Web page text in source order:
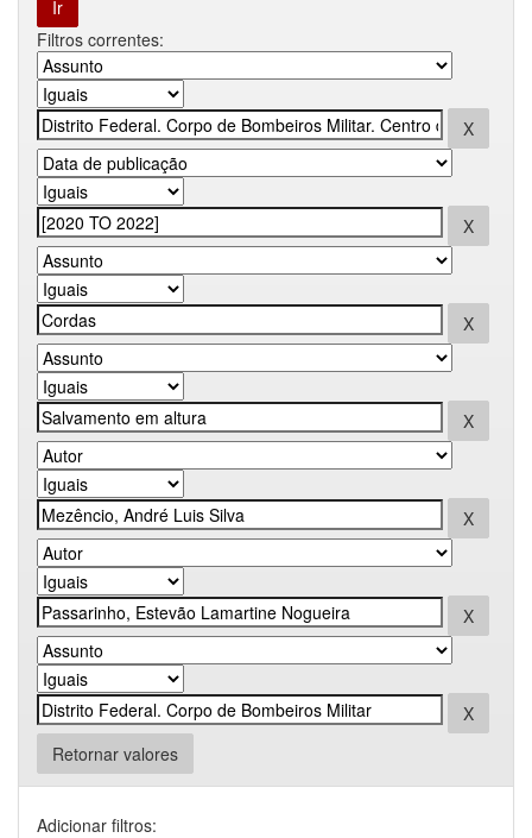
Filtros correntes:
Retornar valores
Adicionar filtros: